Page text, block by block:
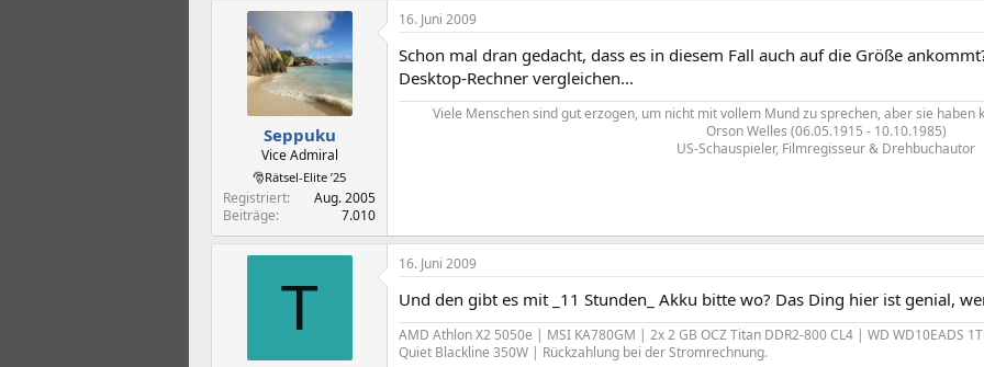
Seppuku
Vice Admiral
🎅Rätsel-Elite ’25
Registriert
Aug. 2005
Beiträge
7.010
16. Juni 2009
Schon mal dran gedacht, dass es in diesem Fall auch auf die Größe
Desktop-Rechner vergleichen...
Viele Menschen sind gut erzogen, um nicht mit vollem Mund zu sprechen, aber sie haben
Orson Welles (06.05.1915 - 10.10.1985)
US-Schauspieler, Filmregisseur & Drehbuchautor​
T
16. Juni 2009
Und den gibt es mit _11 Stunden_ Akku bitte wo? Das Ding hier ist genial,
AMD Athlon X2 5050e | MSI KA780GM | 2x 2 GB OCZ Titan DDR2-800 CL4 | WD WD10EADS
Quiet Blackline 350W | Rückzahlung bei der Stromrechnung.